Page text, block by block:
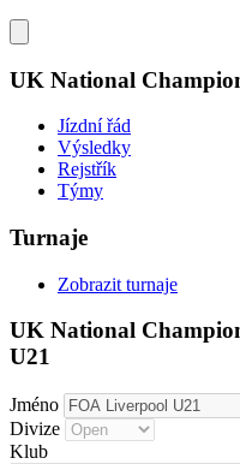
UK National
Jízdní řád
Výsledky
Rejstřík
Týmy
Turnaje
Zobrazit turnaje
UK National
U21
Jméno
Divize
Klub